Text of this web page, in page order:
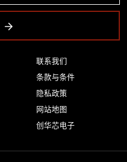
联系我们
条款与条件
隐私政策
网站地图
创华芯电子